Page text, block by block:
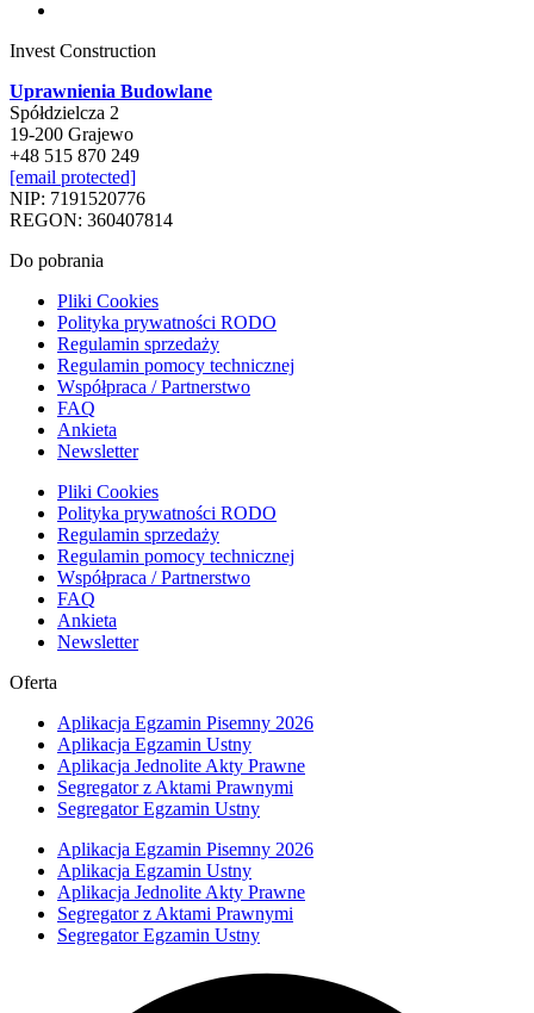
Invest Construction
Uprawnienia Budowlane
Spółdzielcza 2
19-200 Grajewo
+48 515 870 249
[email protected]
NIP: 7191520776
REGON: 360407814
Do pobrania
Pliki Cookies
Polityka prywatności RODO
Regulamin sprzedaży
Regulamin pomocy technicznej
Współpraca / Partnerstwo
FAQ
Ankieta
Newsletter
Pliki Cookies
Polityka prywatności RODO
Regulamin sprzedaży
Regulamin pomocy technicznej
Współpraca / Partnerstwo
FAQ
Ankieta
Newsletter
Oferta
Aplikacja Egzamin Pisemny 2026
Aplikacja Egzamin Ustny
Aplikacja Jednolite Akty Prawne
Segregator z Aktami Prawnymi
Segregator Egzamin Ustny
Aplikacja Egzamin Pisemny 2026
Aplikacja Egzamin Ustny
Aplikacja Jednolite Akty Prawne
Segregator z Aktami Prawnymi
Segregator Egzamin Ustny